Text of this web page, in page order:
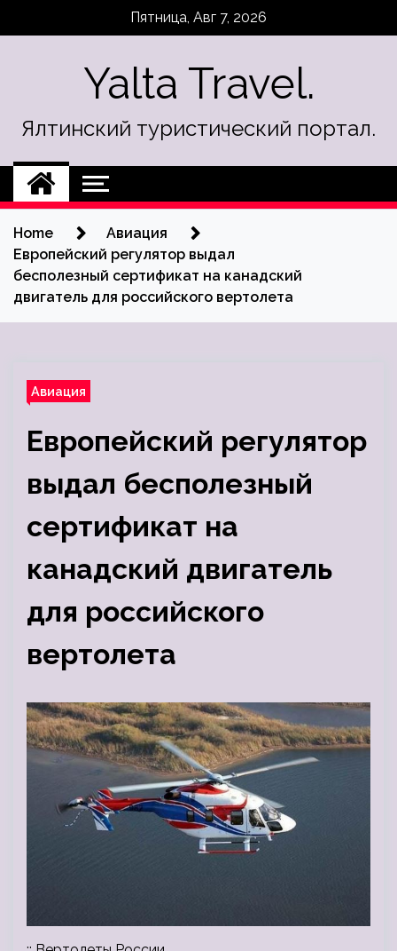
Пятница, Авг 7, 2026
Yalta Travel.
Ялтинский туристический портал.
Home
Авиация
Европейский регулятор выдал
бесполезный сертификат на канадский
двигатель для российского вертолета
Авиация
Европейский регулятор
выдал бесполезный
сертификат на
канадский двигатель
для российского
вертолета